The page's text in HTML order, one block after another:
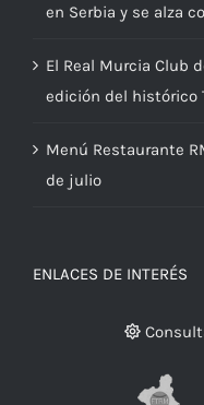
en Serbia y se alza
El Real Murcia Club
edición del histórico
Menú Restaurante
de julio
ENLACES DE INTERÉS